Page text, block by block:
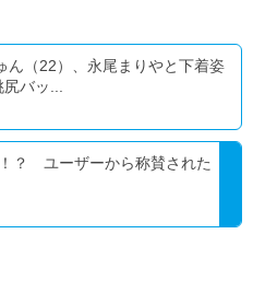
ん（22）、永尾まりやと下着姿
バッ...
？ ユーザーから称賛された